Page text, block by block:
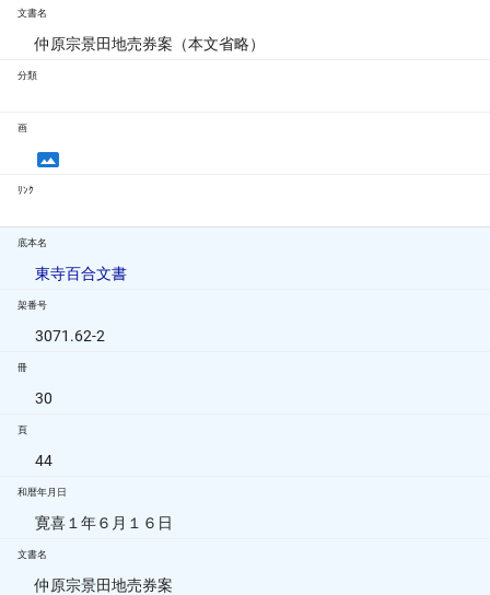
文書名
仲原宗景田地売券案（本文省略）
分類
画
ﾘﾝｸ
底本名
東寺百合文書
架番号
3071.62-2
冊
30
頁
44
和暦年月日
寛喜１年６月１６日
文書名
仲原宗景田地売券案